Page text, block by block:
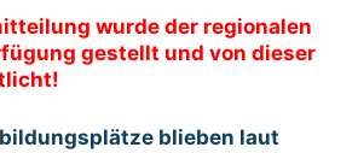
wurde der regionalen
gestellt und von dieser
blieben laut